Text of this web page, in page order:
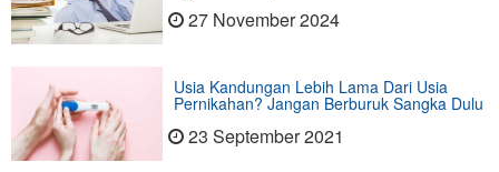
27 November 2024
Usia Kandungan Lebih Lama Dari Usia
Pernikahan? Jangan Berburuk Sangka Dulu
23 September 2021